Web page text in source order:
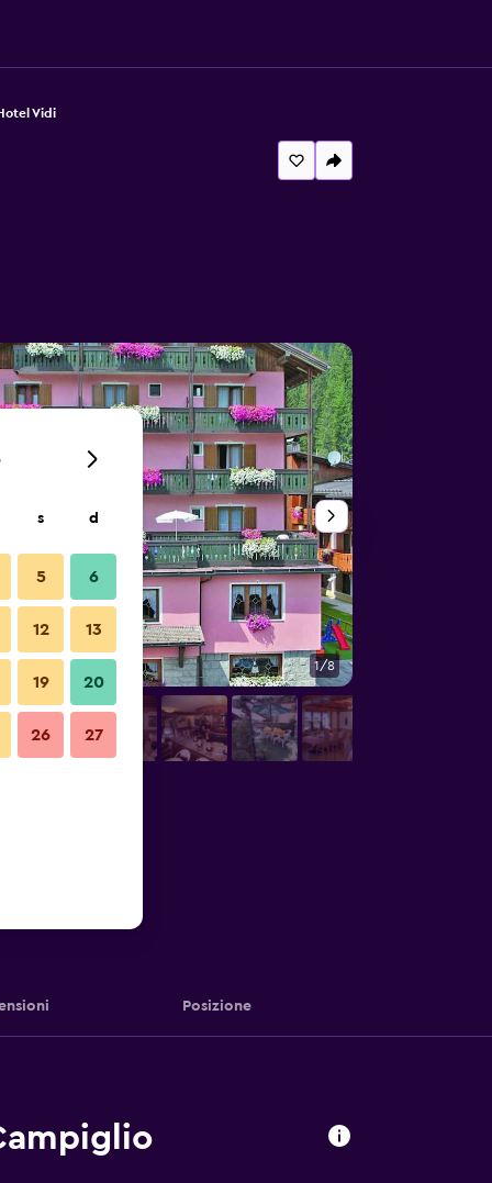
Vidi
1/8
Posizione
s d
5 6
12 13
19 20
26 27